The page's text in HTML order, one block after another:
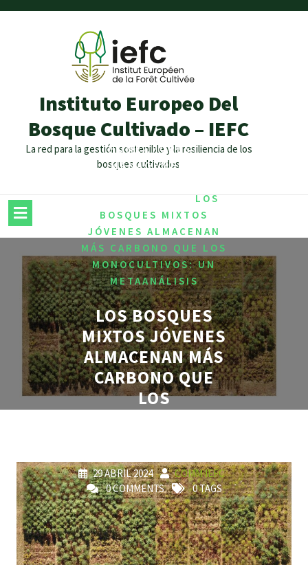
Instituto Europeo Del
Bosque Cultivado – IEFC
La red para la gestión sostenible y la resiliencia de los
bosques cultivados
HOME/,FOREST
MANAGEMENT
SUSTAINABILITY/LOS
BOSQUES MIXTOS
JÓVENES ALMACENAN
MÁS CARBONO QUE LOS
MONOCULTIVOS: UN
METAANÁLISIS
LOS BOSQUES
MIXTOS JÓVENES
ALMACENAN MÁS
CARBONO QUE
LOS
29 ABRIL 2024
COMM IEFC
0 COMMENTS
0 TAGS